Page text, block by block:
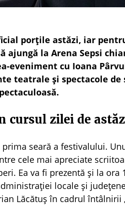
porțile astăzi, iar
ajungă la Arena Sepsi
eveniment cu Ioana
teatrale și spectacole
cursul zilei de
seară a festivalului.
cele mai apreciate
Ea va fi prezentă și la
locale și
Lăcătuș în cadrul întâlnirii